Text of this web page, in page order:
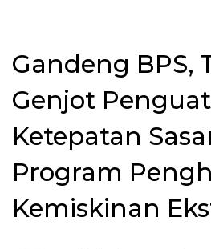
Gandeng BPS,
Genjot
Ketepatan
Program
Kemiskinan